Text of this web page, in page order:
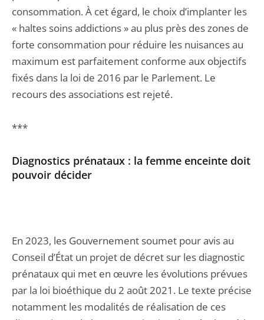
consommation. À cet égard, le choix d’implanter les
« haltes soins addictions » au plus près des zones de
forte consommation pour réduire les nuisances au
maximum est parfaitement conforme aux objectifs
fixés dans la loi de 2016 par le Parlement. Le
recours des associations est rejeté.
***
Diagnostics prénataux : la femme enceinte doit
pouvoir décider
En 2023, les Gouvernement soumet pour avis au
Conseil d’État un projet de décret sur les diagnostic
prénataux qui met en œuvre les évolutions prévues
par la loi bioéthique du 2 août 2021. Le texte précise
notamment les modalités de réalisation de ces